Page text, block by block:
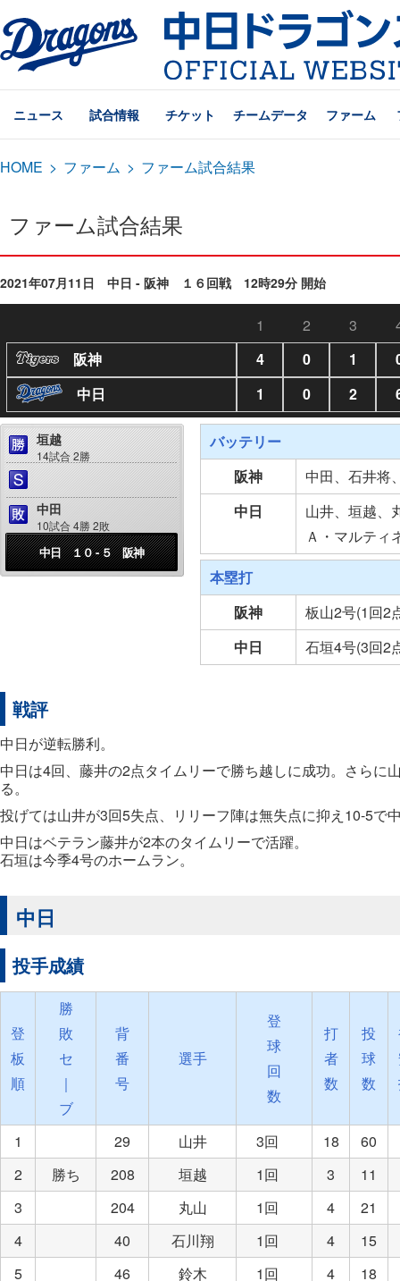
ニュース 試合情報 チケット チームデータ ファーム
HOME > ファーム > ファーム試合結果
ファーム試合結果
2021年07月11日 中日 - 阪神 １６回戦 12時29分 開始
1 2 3
阪神
4 0 1
中日
1 0 2
垣越
14試合 2勝
中田
10試合 4勝 2敗
中日 １０ - ５ 阪神
バッテリー
阪神
中田、石井将
中日
山井、垣越、
Ａ・マルティ
本塁打
阪神
板山2号(1回2
中日
石垣4号(3回2
戦評
中日が逆転勝利。
中日は4回、藤井の2点タイムリーで勝ち越しに成功。さらに
る。
投げては山井が3回5失点、リリーフ陣は無失点に抑え10-5で
中日はベテラン藤井が2本のタイムリーで活躍。
石垣は今季4号のホームラン。
中日
投手成績
登
板
順
勝
敗
セ
｜
ブ
背
番
号
選手
登
球
回
数
打
者
数
投
球
数
1 29 山井 3回 18
60
2
勝ち 208 垣越 1回 3
11
3
204 丸山 1回 4
21
4
40 石川翔 1回 4
15
5
46 鈴木 1回 4
18